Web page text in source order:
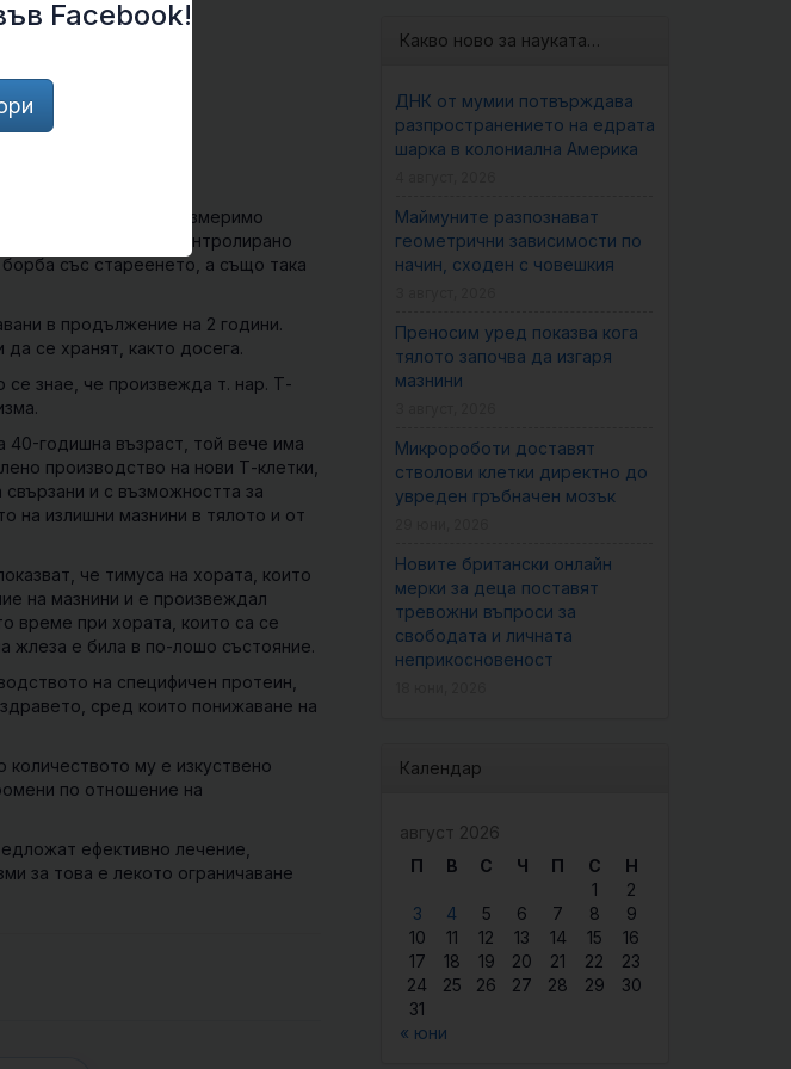
животни води до измеримо
данни от подобно контролирано
със стареенето, а също така
в продължение на 2 години.
се хранят, както досега.
се знае, че произвежда т. нар. Т-
40-годишна възраст, той вече има
производство на нови Т-клетки,
и с възможността за
на излишни мазнини в тялото и от
че тимуса на хората, които
на мазнини и е произвеждал
време при хората, които са се
жлеза е била в по-лошо състояние.
на специфичен протеин,
сред които понижаване на
му е изкуствено
по отношение на
ефективно лечение,
за това е лекото ограничаване
Какво ново за науката…
ДНК от мумии потвърждава
разпространението на едрата
шарка в колониална Америка
Маймуните разпознават
геометрични зависимости по
начин, сходен с човешкия
Преносим уред показва кога
тялото започва да изгаря
мазнини
Микророботи доставят
стволови клетки директно до
увреден гръбначен мозък
Новите британски онлайн
мерки за деца поставят
тревожни въпроси за
свободата и личната
неприкосновеност
Календар
август 2026
П
В С Ч П С
Н
1
2
3
4 5 6 7 8
9
10
11 12 13 14 15
16
17
18 19 20 21 22
23
24
25 26 27 28 29
30
31
« юни
Facebook!